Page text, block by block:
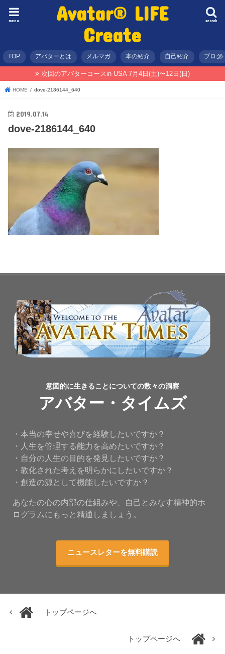
Avatar® LIFE
Create
search
menu
TOP アバターとは メルマガ 本の紹介 自己紹介 ブログ
次回のアバターコースin USA 7月4日(土)〜12日(日)
HOME dove-2186144_640
2019.07.14
dove-2186144_640
意図的に生きることについての数々の洞察
アバター・タイムズ
・本当の幸せや喜びを経験したいですか？
・人生を管理する能力を高めたいですか？
・自分の人生の目的を発見したいですか？
・教化された考えを明らかにしたいですか？
・創造の源として機能したいですか？
あなたの心の内部の仕組みや、自己とみなす精神的ホ
ログラムにもっと精通しましょう。
ニュースレターを無料購読
トップページへ
トップページへ